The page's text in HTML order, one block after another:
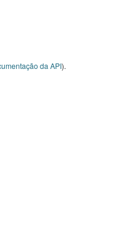
da API).